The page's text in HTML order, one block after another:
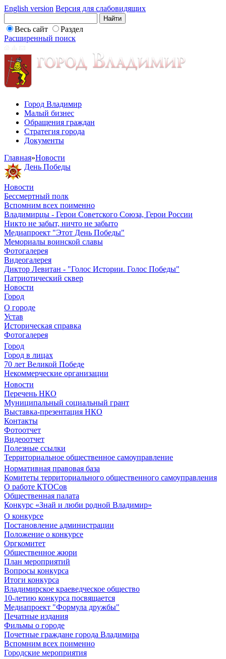
English version Версия для слабовидящих
Весь сайт
Раздел
Расширенный поиск
Город Владимир
Малый бизнес
Обращения граждан
Стратегия города
Документы
Главная»Новости
День Победы
Новости
Бессмертный полк
Вспомним всех поименно
Владимирцы - Герои Советского Союза, Герои России
Никто не забыт, ничто не забыто
Медиапроект "Этот День Победы"
Мемориалы воинской славы
Фотогалерея
Видеогалерея
Диктор Левитан - "Голос Истории. Голос Победы"
Патриотический сквер
Новости
Город
О городе
Устав
Историческая справка
Фотогалерея
Город
Город в лицах
70 лет Великой Победе
Некоммерческие организации
Новости
Перечень НКО
Муниципальный социальный грант
Выставка-презентация НКО
Контакты
Фотоотчет
Видеоотчет
Полезные ссылки
Территориальное общественное самоуправление
Нормативная правовая база
Комитеты территориального общественного самоуправления
О работе КТОСов
Общественная палата
Конкурс «Знай и люби родной Владимир»
О конкурсе
Постановление администрации
Положение о конкурсе
Оргкомитет
Общественное жюри
План мероприятий
Вопросы конкурса
Итоги конкурса
Владимирское краеведческое общество
10-летию конкурса посвящается
Медиапроект "Формула дружбы"
Печатные издания
Фильмы о городе
Почетные граждане города Владимира
Вспомним всех поименно
Городские мероприятия